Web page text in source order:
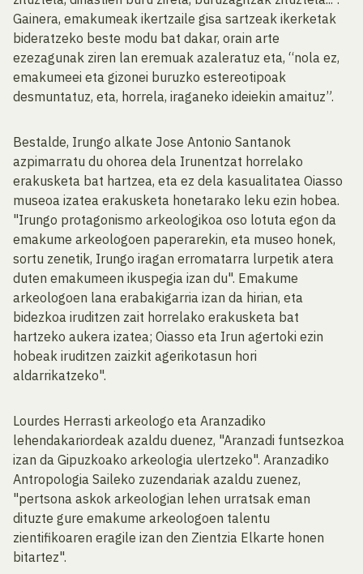
Gainera, emakumeak ikertzaile gisa sartzeak ikerketak
bideratzeko beste modu bat dakar, orain arte
ezezagunak ziren lan eremuak azaleratuz eta, “nola ez,
emakumeei eta gizonei buruzko estereotipoak
desmuntatuz, eta, horrela, iraganeko ideiekin amaituz”.
Bestalde, Irungo alkate Jose Antonio Santanok
azpimarratu du ohorea dela Irunentzat horrelako
erakusketa bat hartzea, eta ez dela kasualitatea Oiasso
museoa izatea erakusketa honetarako leku ezin hobea.
"Irungo protagonismo arkeologikoa oso lotuta egon da
emakume arkeologoen paperarekin, eta museo honek,
sortu zenetik, Irungo iragan erromatarra lurpetik atera
duten emakumeen ikuspegia izan du". Emakume
arkeologoen lana erabakigarria izan da hirian, eta
bidezkoa iruditzen zait horrelako erakusketa bat
hartzeko aukera izatea; Oiasso eta Irun agertoki ezin
hobeak iruditzen zaizkit agerikotasun hori
aldarrikatzeko".
Lourdes Herrasti arkeologo eta Aranzadiko
lehendakariordeak azaldu duenez, "Aranzadi funtsezkoa
izan da Gipuzkoako arkeologia ulertzeko". Aranzadiko
Antropologia Saileko zuzendariak azaldu zuenez,
"pertsona askok arkeologian lehen urratsak eman
dituzte gure emakume arkeologoen talentu
zientifikoaren eragile izan den Zientzia Elkarte honen
bitartez".